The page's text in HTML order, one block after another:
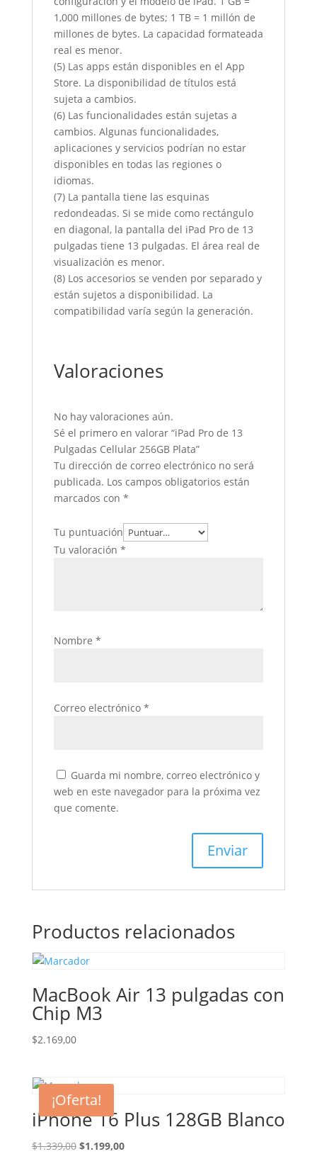
1,000 millones de bytes; 1 TB = 1 millón de
millones de bytes. La capacidad formateada
real es menor.
(5) Las apps están disponibles en el App
Store. La disponibilidad de títulos está
sujeta a cambios.
(6) Las funcionalidades están sujetas a
cambios. Algunas funcionalidades,
aplicaciones y servicios podrían no estar
disponibles en todas las regiones o
idiomas.
(7) La pantalla tiene las esquinas
redondeadas. Si se mide como rectángulo
en diagonal, la pantalla del iPad Pro de 13
pulgadas tiene 13 pulgadas. El área real de
visualización es menor.
(8) Los accesorios se venden por separado y
están sujetos a disponibilidad. La
compatibilidad varía según la generación.
Valoraciones
No hay valoraciones aún.
Sé el primero en valorar “iPad Pro de 13
Pulgadas Cellular 256GB Plata”
Tu dirección de correo electrónico no será
publicada. Los campos obligatorios están
marcados con *
Tu puntuación
Tu valoración *
Nombre *
Correo electrónico *
Guarda mi nombre, correo electrónico y
web en este navegador para la próxima vez
que comente.
Productos relacionados
MacBook Air 13 pulgadas con
Chip M3
$2.169,00
¡Oferta!
iPhone 16 Plus 128GB Blanco
$1.339,00 El
$1.199,00El